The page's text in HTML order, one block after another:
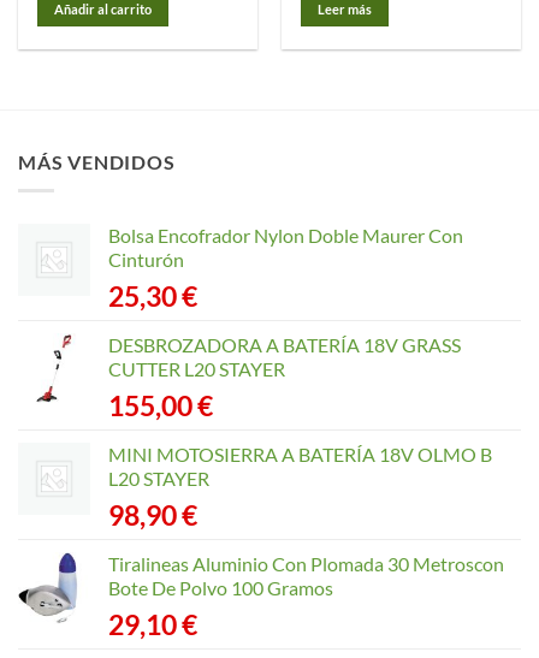
Añadir al carrito Leer más
MÁS VENDIDOS
Bolsa Encofrador Nylon Doble Maurer Con
Cinturón
25,30€
DESBROZADORA A BATERÍA 18V GRASS
CUTTER L20 STAYER
155,00€
MINI MOTOSIERRA A BATERÍA 18V OLMO B
L20 STAYER
98,90€
Tiralineas Aluminio Con Plomada 30 Metroscon
Bote De Polvo 100 Gramos
29,10€